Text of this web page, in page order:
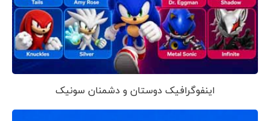
اینفوگرافیک دوستان و دشمنان سونیک